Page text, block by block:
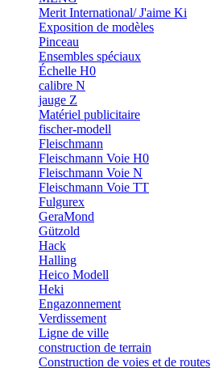
Merit International/ J'aime Ki
Exposition de modèles
Pinceau
Ensembles spéciaux
Échelle H0
calibre N
jauge Z
Matériel publicitaire
fischer-modell
Fleischmann
Fleischmann Voie H0
Fleischmann Voie N
Fleischmann Voie TT
Fulgurex
GeraMond
Gützold
Hack
Halling
Heico Modell
Heki
Engazonnement
Verdissement
Ligne de ville
construction de terrain
Construction de voies et de routes